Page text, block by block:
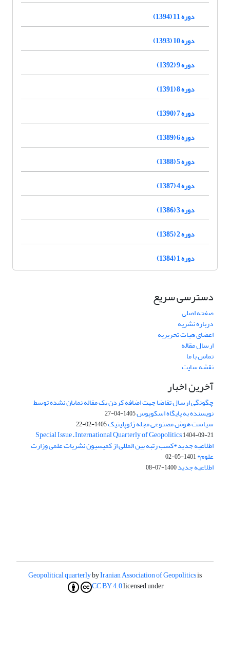
دوره 11 (1394)
دوره 10 (1393)
دوره 9 (1392)
دوره 8 (1391)
دوره 7 (1390)
دوره 6 (1389)
دوره 5 (1388)
دوره 4 (1387)
دوره 3 (1386)
دوره 2 (1385)
دوره 1 (1384)
دسترسی سریع
صفحه اصلی
درباره نشریه
اعضای هیات تحریریه
ارسال مقاله
تماس با ما
نقشه سایت
آخرین اخبار
چگونگی ارسال تقاضا جهت اضافه کردن یک مقاله نمایان نشده توسط
نویسنده به پایگاه اسکوپوس1405-04-27
سیاست هوش مصنوعی مجله ژئوپلیتیک1405-02-22
Special Issue – International Quarterly of Geopolitics1404-09-21
اطلاعیه جدید *کسب رتبه بین المللی از کمیسیون نشریات علمی وزارت
علوم*1401-05-02
اطلاعیه جدید1400-07-08
Geopolitical quarterlybyIranian Association of Geopoliticsis
licensed under
CC BY 4.0